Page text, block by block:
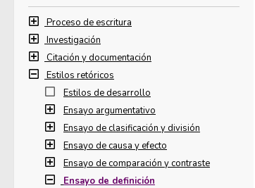
Proceso de escritura
Investigación
Citación y documentación
Estilos retóricos
Estilos de desarrollo
Ensayo argumentativo
Ensayo de clasificación y división
Ensayo de causa y efecto
Ensayo de comparación y contraste
Ensayo de definición